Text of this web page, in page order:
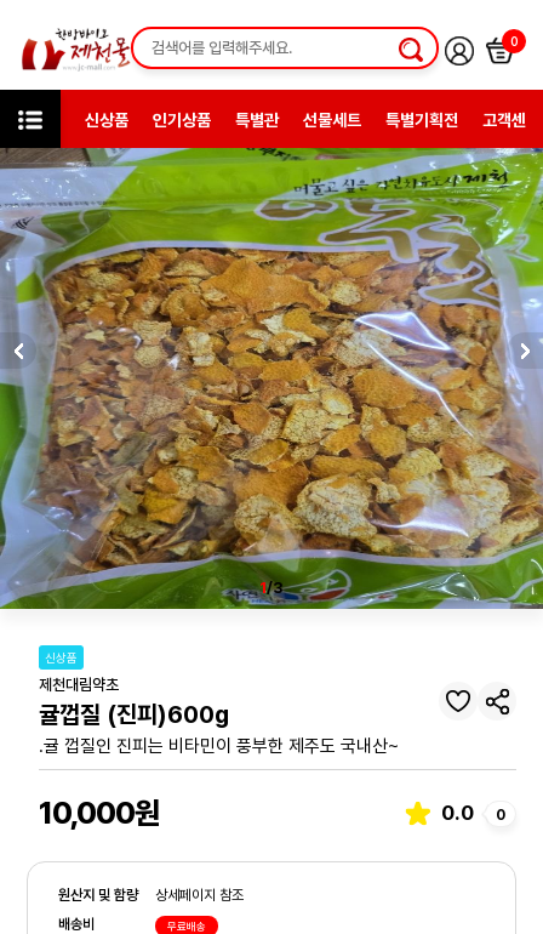
0
신상품 인기상품 특별관 선물세트 특별기획전 고객센터
미니샵 제천대림약초
1/3
신상품
제천대림약초
귤껍질 (진피)600g
.귤 껍질인 진피는 비타민이 풍부한 제주도 국내산~
10,000원 0.0 0
원산지 및 함량
상세페이지 참조
배송비
무료배송